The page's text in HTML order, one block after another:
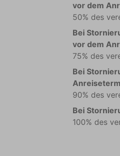
vor dem
50% des
Bei
vor dem
75% des
Bei
90% des
Bei
100% des